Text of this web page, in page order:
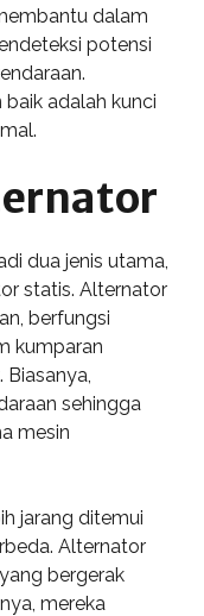
dalam
potensi
adalah kunci
dua jenis utama,
statis. Alternator
berfungsi
kumparan
sehingga
mesin
jarang ditemui
Alternator
bergerak
mereka